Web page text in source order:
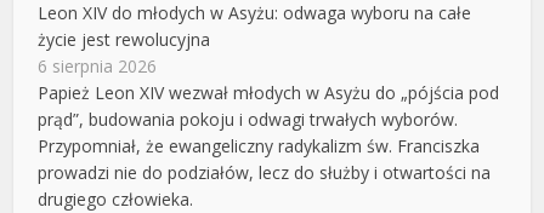
Leon XIV do młodych w Asyżu: odwaga wyboru na całe
życie jest rewolucyjna
6 sierpnia 2026
Papież Leon XIV wezwał młodych w Asyżu do „pójścia pod
prąd”, budowania pokoju i odwagi trwałych wyborów.
Przypomniał, że ewangeliczny radykalizm św. Franciszka
prowadzi nie do podziałów, lecz do służby i otwartości na
drugiego człowieka.